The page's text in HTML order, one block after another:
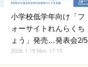
小学校低学年向け「フ
ォーサイトれんらくち
ょう」発売…発表会2/5
2026.1.19 Mon 17:15